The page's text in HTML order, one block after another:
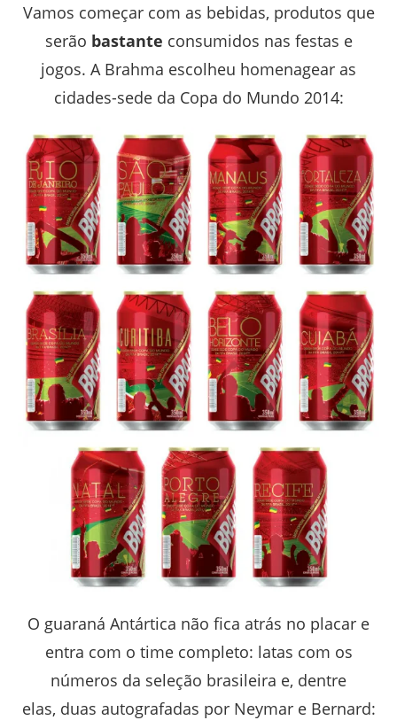
Vamos começar com as bebidas, produtos que
serão bastante consumidos nas festas e
jogos. A Brahma escolheu homenagear as
cidades-sede da Copa do Mundo 2014:
O guaraná Antártica não fica atrás no placar e
entra com o time completo: latas com os
números da seleção brasileira e, dentre
elas, duas autografadas por Neymar e Bernard: